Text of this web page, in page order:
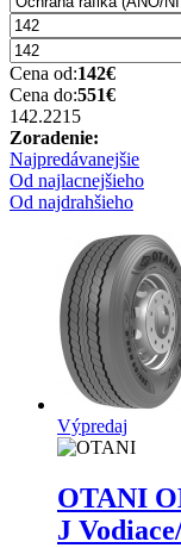
Cena od:142€
Cena do:551€
142.2215
Zoradenie:
Najpredávanejšie
Od najlacnejšieho
Od najdrahšieho
Výpredaj
OTANI
J